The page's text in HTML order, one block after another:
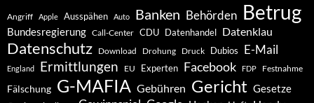
Angriff Apple Ausspähen Auto Banken Behörden Betrug
Bundesregierung Call-Center CDU Datenhandel Datenklau
Datenschutz Download Drohung Druck Dubios E-Mail
England Ermittlungen EU Experten Facebook FDP Festnahme
Fälschung G-MAFIA Gebühren Gericht Gesetze